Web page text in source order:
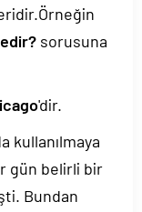
sorusuna
'dir.
kullanılmaya
gün belirli bir
Bundan